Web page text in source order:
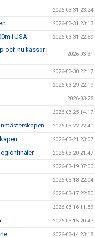
2026-03-31 23:24
2026-03-31 23:13
i USA 2026-03-31 22:59
och nu kassör i
2026-03-31
2026-03-30 22:17
2026-03-29 22:19
2026-03-28
2026-03-25 14:17
2026-03-22 22:40
2026-03-21 23:07
2026-03-20 21:47
2026-03-19 07:00
2026-03-18 22:04
2026-03-17 22:50
2026-03-16 11:59
2026-03-15 20:47
2026-03-14 23:18